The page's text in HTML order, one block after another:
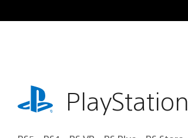
al
playstation.comPlayStation